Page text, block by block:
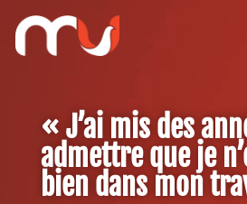
« J’ai mis des
admettre que je
bien dans mon